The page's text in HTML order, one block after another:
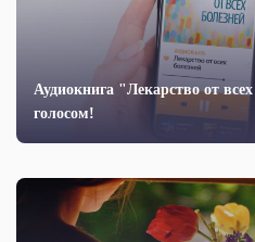
Аудиокнига "Лекарство от
голосом!